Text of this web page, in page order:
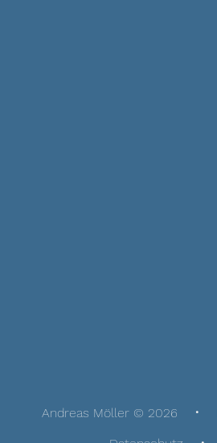
Andreas Möller © 2026